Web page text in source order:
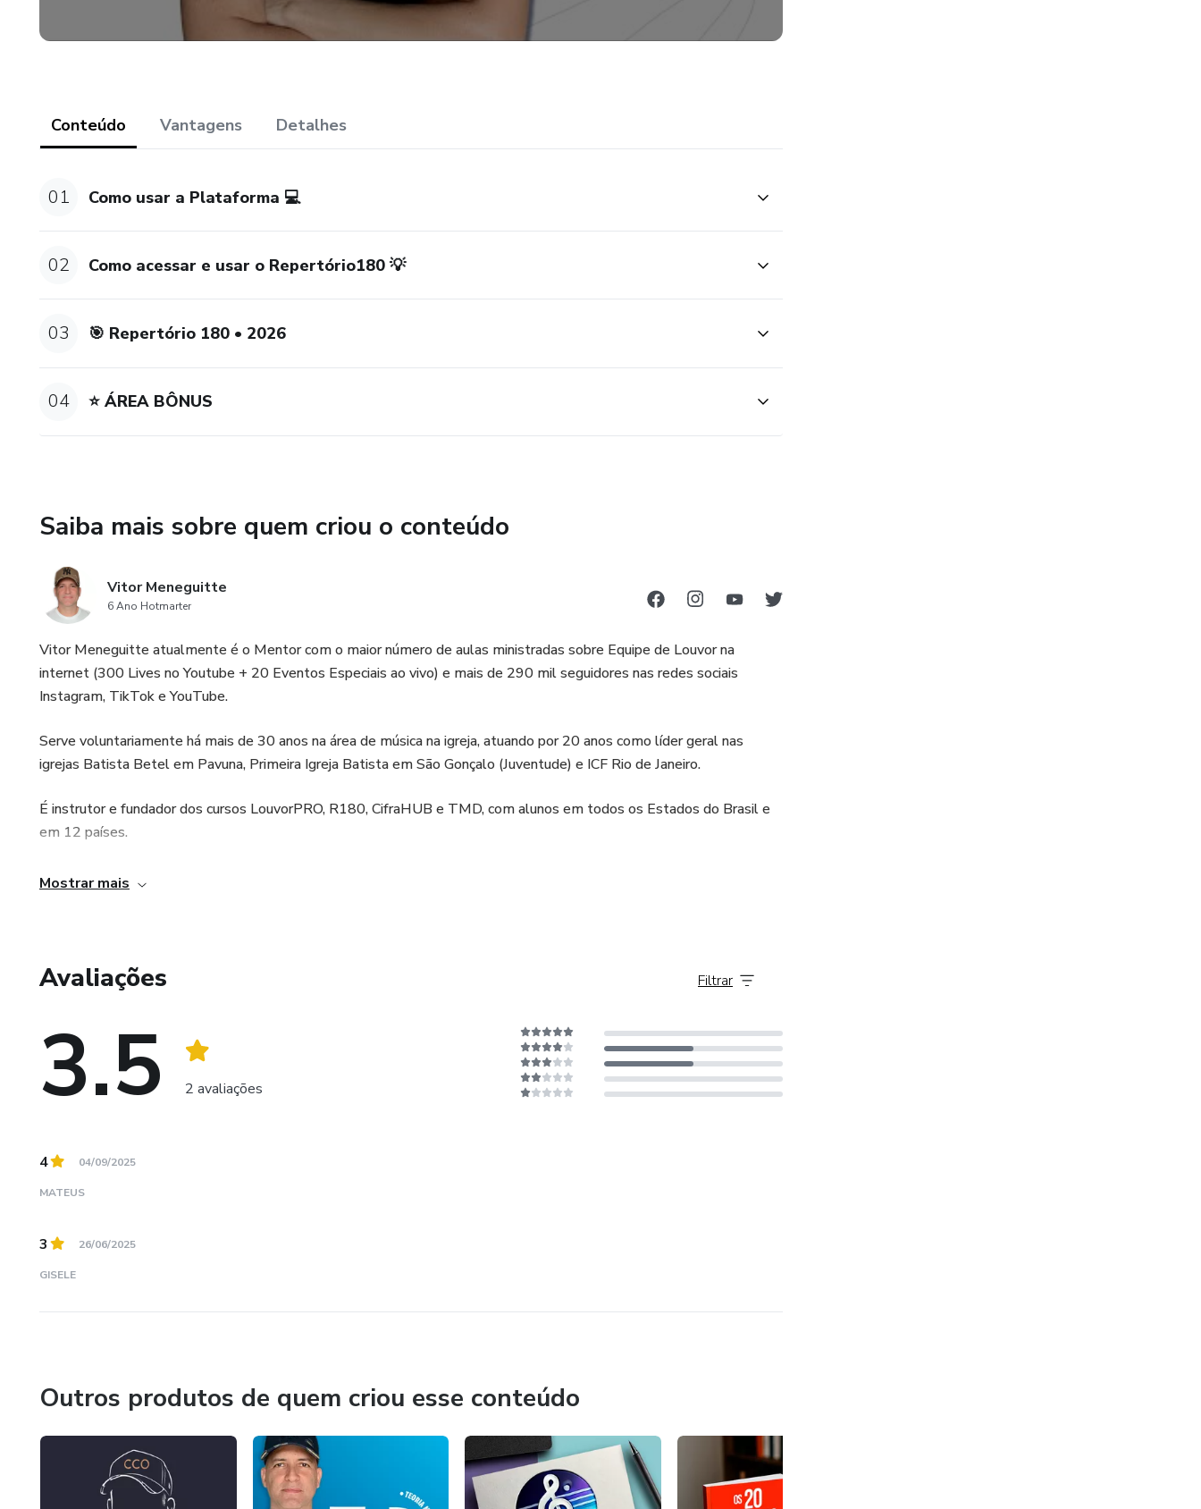
Conteúdo Vantagens Detalhes
01 Como usar a Plataforma 💻
02 Como acessar e usar o Repertório180 💡
03 🎯 Repertório 180 • 2026
04 ⭐ ÁREA BÔNUS
Saiba mais sobre quem criou o conteúdo
Vitor Meneguitte
6 Ano Hotmarter
Vitor Meneguitte atualmente é o Mentor com o maior número de aulas ministradas sobre Equipe de Louvor na
internet (300 Lives no Youtube + 20 Eventos Especiais ao vivo) e mais de 290 mil seguidores nas redes sociais
Instagram, TikTok e YouTube.
Serve voluntariamente há mais de 30 anos na área de música na igreja, atuando por 20 anos como líder geral nas
igrejas Batista Betel em Pavuna, Primeira Igreja Batista em São Gonçalo (Juventude) e ICF Rio de Janeiro.
É instrutor e fundador dos cursos LouvorPRO, R180, CifraHUB e TMD, com alunos em todos os Estados do Brasil e
em 12 países.
Atua como Assistente da Escola de Adoração e Arte dos Seminários da Convenção Batista Brasileira.
Escritor dos Livros "Os 20 maiores erros em uma equipe de louvor" e “TMD -Teoria Musical Descomplicada”.
Mostrar mais
Avaliações
3.5 2 avaliações
Filtrar
4 04/09/2025
MATEUS
3 26/06/2025
GISELE
Outros produtos de quem criou esse conteúdo